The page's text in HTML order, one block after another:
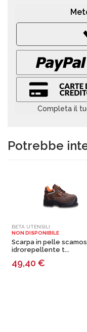
Completa il
Potrebbe
BETA UTENSILI
NON DISPONIBILE
Scarpa in pelle
idrorepellente t...
49,40 €